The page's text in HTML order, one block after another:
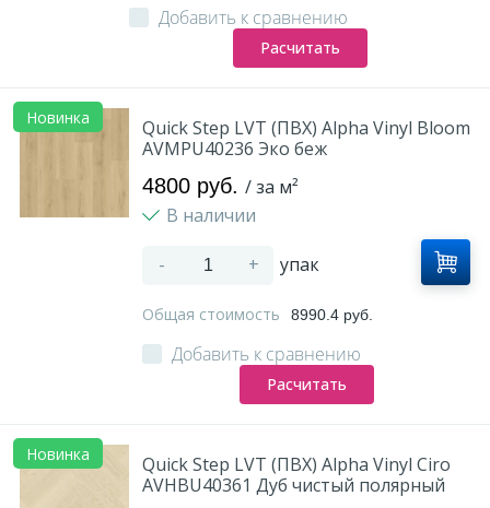
Добавить к сравнению
Расчитать
Новинка
Quick Step LVT (ПВХ) Alpha Vinyl Bloom
AVMPU40236 Эко беж
4800 руб. / за м²
В наличии
- + упак
Общая стоимость 8990.4 руб.
Добавить к сравнению
Расчитать
Новинка
Quick Step LVT (ПВХ) Alpha Vinyl Ciro
AVHBU40361 Дуб чистый полярный